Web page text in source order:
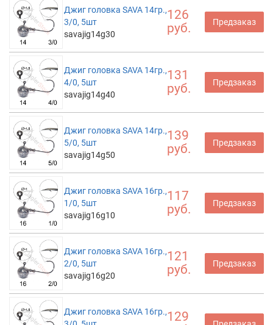
Джиг головка SAVA 14гр.,
3/0, 5шт
savajig14g30
126
руб.
Предзаказ
Джиг головка SAVA 14гр.,
4/0, 5шт
savajig14g40
131
руб.
Предзаказ
Джиг головка SAVA 14гр.,
5/0, 5шт
savajig14g50
139
руб.
Предзаказ
Джиг головка SAVA 16гр.,
1/0, 5шт
savajig16g10
117
руб.
Предзаказ
Джиг головка SAVA 16гр.,
2/0, 5шт
savajig16g20
121
руб.
Предзаказ
Джиг головка SAVA 16гр.,129